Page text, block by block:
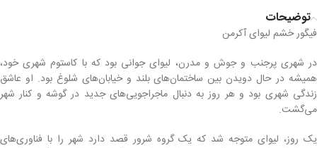
توضیحات
فیگور خشم لیوای آکرمن
در شهری پرجنب و جوش و مدرن، لیوای جوانی بود که با کاستوم شهری خود،
همیشه در حال دویدن بین ساختمان‌های بلند و خیابان‌های شلوغ بود. او عاشق
زندگی شهری بود و هر روز به دنبال ماجراجویی‌های جدید در گوشه و کنار شهر
می‌گشت.
یک روز، لیوای متوجه شد که یک گروه شرور قصد دارد شهر را با فناوری‌های